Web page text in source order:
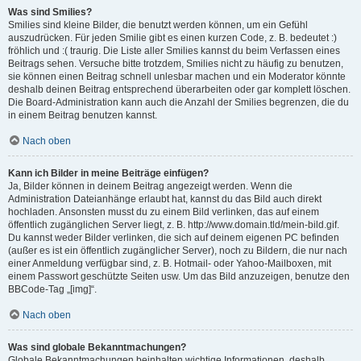
Was sind Smilies?
Smilies sind kleine Bilder, die benutzt werden können, um ein Gefühl
auszudrücken. Für jeden Smilie gibt es einen kurzen Code, z. B. bedeutet :)
fröhlich und :( traurig. Die Liste aller Smilies kannst du beim Verfassen eines
Beitrags sehen. Versuche bitte trotzdem, Smilies nicht zu häufig zu benutzen,
sie können einen Beitrag schnell unlesbar machen und ein Moderator könnte
deshalb deinen Beitrag entsprechend überarbeiten oder gar komplett löschen.
Die Board-Administration kann auch die Anzahl der Smilies begrenzen, die du
in einem Beitrag benutzen kannst.
Nach oben
Kann ich Bilder in meine Beiträge einfügen?
Ja, Bilder können in deinem Beitrag angezeigt werden. Wenn die
Administration Dateianhänge erlaubt hat, kannst du das Bild auch direkt
hochladen. Ansonsten musst du zu einem Bild verlinken, das auf einem
öffentlich zugänglichen Server liegt, z. B. http://www.domain.tld/mein-bild.gif.
Du kannst weder Bilder verlinken, die sich auf deinem eigenen PC befinden
(außer es ist ein öffentlich zugänglicher Server), noch zu Bildern, die nur nach
einer Anmeldung verfügbar sind, z. B. Hotmail- oder Yahoo-Mailboxen, mit
einem Passwort geschützte Seiten usw. Um das Bild anzuzeigen, benutze den
BBCode-Tag „[img]“.
Nach oben
Was sind globale Bekanntmachungen?